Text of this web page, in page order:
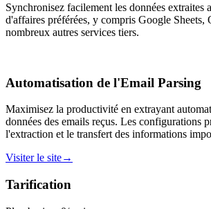
Synchronisez facilement les données extraites
d'affaires préférées, y compris Google Sheets,
nombreux autres services tiers.
Automatisation de l'Email Parsing
Maximisez la productivité en extrayant
données des emails reçus. Les configurations
l'extraction et le transfert des informations
Visiter le site→
Tarification